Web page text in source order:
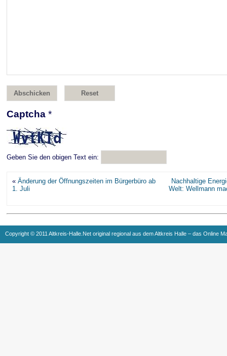
Captcha *
Geben Sie den obigen Text ein:
« Änderung der Öffnungszeiten im Bürgerbüro ab
1. Juli
Nachhaltige
Welt: Wellmann
Copyright © 2011 Altkreis-Halle.Net original regional aus dem Altkreis Halle – das Online